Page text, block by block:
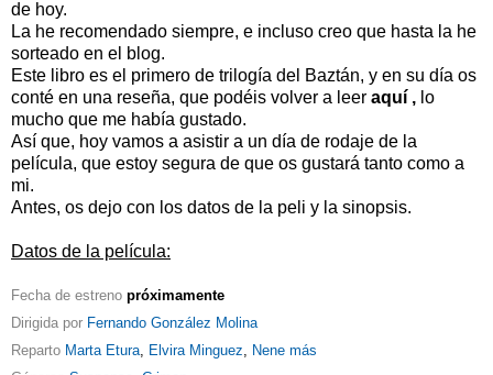
de hoy.
La he recomendado siempre, e incluso creo que hasta la he
sorteado en el blog.
Este libro es el primero de trilogía del Baztán, y en su día os
conté en una reseña, que podéis volver a leer aquí , lo
mucho que me había gustado.
Así que, hoy vamos a asistir a un día de rodaje de la
película, que estoy segura de que os gustará tanto como a
mi.
Antes, os dejo con los datos de la peli y la sinopsis.
Datos de la película:
Fecha de estreno próximamente
Dirigida por Fernando González Molina
Reparto Marta Etura Elvira Minguez Nene más